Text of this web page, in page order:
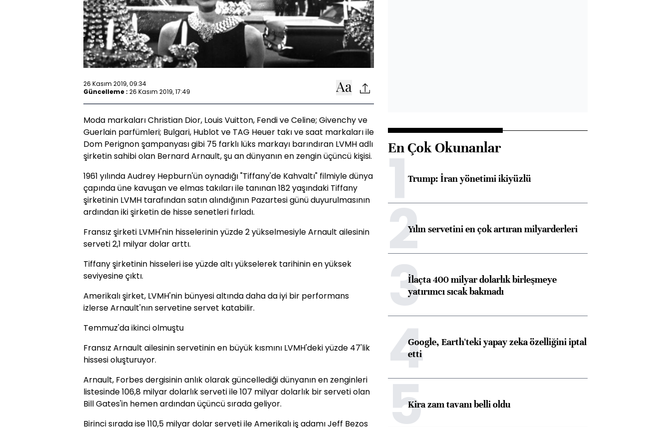
26 Kasım 2019, 09:34
Güncelleme : 26 Kasım 2019, 17:49
Moda markaları Christian Dior, Louis Vuitton, Fendi ve Celine; Givenchy ve
Guerlain parfümleri; Bulgari, Hublot ve TAG Heuer takı ve saat markaları ile
Dom Perignon şampanyası gibi 75 farklı lüks markayı barındıran LVMH adlı
şirketin sahibi olan Bernard Arnault, şu an dünyanın en zengin üçüncü kişisi.
1961 yılında Audrey Hepburn'ün oynadığı "Tiffany'de Kahvaltı" filmiyle dünya
çapında üne kavuşan ve elmas takıları ile tanınan 182 yaşındaki Tiffany
şirketinin LVMH tarafından satın alındığının Pazartesi günü duyurulmasının
ardından iki şirketin de hisse senetleri fırladı.
Fransız şirketi LVMH'nin hisselerinin yüzde 2 yükselmesiyle Arnault ailesinin
serveti 2,1 milyar dolar arttı.
Tiffany şirketinin hisseleri ise yüzde altı yükselerek tarihinin en yüksek
seviyesine çıktı.
Amerikalı şirket, LVMH'nin bünyesi altında daha da iyi bir performans
izlerse Arnault'nın servetine servet katabilir.
Temmuz'da ikinci olmuştu
Fransız Arnault ailesinin servetinin en büyük kısmını LVMH'deki yüzde 47'lik
hissesi oluşturuyor.
Arnault, Forbes dergisinin anlık olarak güncellediği dünyanın en zenginleri
listesinde 106,8 milyar dolarlık serveti ile 107 milyar dolarlık bir serveti olan
Bill Gates'in hemen ardından üçüncü sırada geliyor.
Birinci sırada ise 110,5 milyar dolar serveti ile Amerikalı iş adamı Jeff Bezos
En Çok Okunanlar
1Trump: İran yönetimi ikiyüzlü
2Yılın servetini en çok artıran milyarderleri
3İlaçta 400 milyar dolarlık birleşmeye
yatırımcı sıcak bakmadı
4Google, Earth'teki yapay zeka özelliğini iptal
etti
5Kira zam tavanı belli oldu